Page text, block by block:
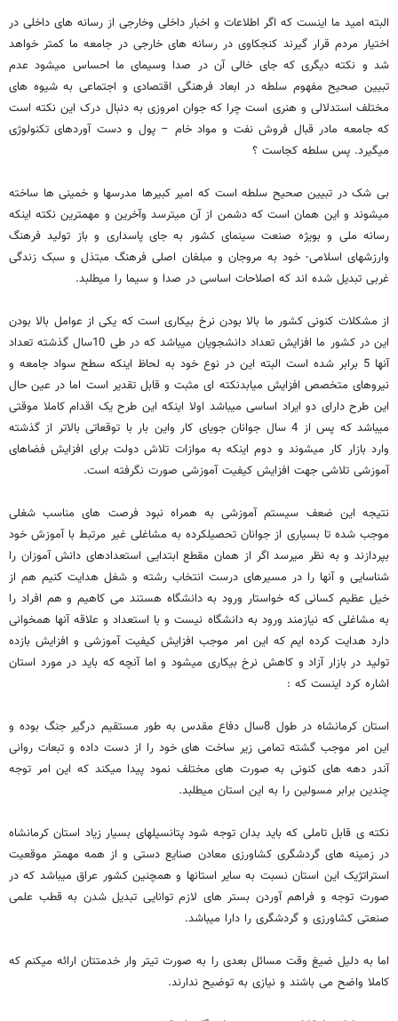
البته امید ما اینست که اگر اطلاعات و اخبار داخلی وخارجی از رسانه های داخلی در
اختیار مردم قرار گیرند کنجکاوی در رسانه های خارجی در جامعه ما کمتر خواهد
شد و نکته دیگری که جای خالی آن در صدا وسیمای ما احساس میشود عدم
تبیین صحیح مفهوم سلطه در ابعاد فرهنگی اقتصادی و اجتماعی به شیوه های
مختلف استدلالی و هنری است چرا که جوان امروزی به دنبال درک این نکته است
که جامعه مادر قبال فروش نفت و مواد خام – پول و دست آوردهای تکنولوژی
میگیرد. پس سلطه کجاست ؟
بی شک در تبیین صحیح سلطه است که امیر کبیرها مدرسها و خمینی ها ساخته
میشوند و این همان است که دشمن از آن میترسد وآخرین و مهمترین نکته اینکه
رسانه ملی و بویژه صنعت سینمای کشور به جای پاسداری و باز تولید فرهنگ
وارزشهای اسلامی- خود به مروجان و مبلغان اصلی فرهنگ مبتذل و سبک زندگی
غربی تبدیل شده اند که اصلاحات اساسی در صدا و سیما را میطلبد.
از مشکلات کنونی کشور ما بالا بودن نرخ بیکاری است که یکی از عوامل بالا بودن
این در کشور ما افزایش تعداد دانشجویان میباشد که در طی 10سال گذشته تعداد
آنها 5 برابر شده است البته این در نوع خود به لحاظ اینکه سطح سواد جامعه و
نیروهای متخصص افزایش میابدنکته ای مثبت و قابل تقدیر است اما در عین حال
این طرح دارای دو ایراد اساسی میباشد اولا اینکه این طرح یک اقدام کاملا موقتی
میباشد که پس از 4 سال جوانان جویای کار واین بار با توقعاتی بالاتر از گذشته
وارد بازار کار میشوند و دوم اینکه به موازات تلاش دولت برای افزایش فضاهای
آموزشی تلاشی جهت افزایش کیفیت آموزشی صورت نگرفته است.
نتیجه این ضعف سیستم آموزشی به همراه نبود فرصت های مناسب شغلی
موجب شده تا بسیاری از جوانان تحصیلکرده به مشاغلی غیر مرتبط با آموزش خود
بپردازند و به نظر میرسد اگر از همان مقطع ابتدایی استعدادهای دانش آموزان را
شناسایی و آنها را در مسیرهای درست انتخاب رشته و شغل هدایت کنیم هم از
خیل عظیم کسانی که خواستار ورود به دانشگاه هستند می کاهیم و هم افراد را
به مشاغلی که نیازمند ورود به دانشگاه نیست و با استعداد و علاقه آنها همخوانی
دارد هدایت کرده ایم که این امر موجب افزایش کیفیت آموزشی و افزایش بازده
تولید در بازار آزاد و کاهش نرخ بیکاری میشود و اما آنچه که باید در مورد استان
اشاره کرد اینست که :
استان کرمانشاه در طول 8سال دفاع مقدس به طور مستقیم درگیر جنگ بوده و
این امر موجب گشته تمامی زیر ساخت های خود را از دست داده و تبعات روانی
آندر دهه های کنونی به صورت های مختلف نمود پیدا میکند که این امر توجه
چندین برابر مسولین را به این استان میطلبد.
نکته ی قابل تاملی که باید بدان توجه شود پتانسیلهای بسیار زیاد استان کرمانشاه
در زمینه های گردشگری کشاورزی معادن صنایع دستی و از همه مهمتر موقعیت
استراتژیک این استان نسبت به سایر استانها و همچنین کشور عراق میباشد که در
صورت توجه و فراهم آوردن بستر های لازم توانایی تبدیل شدن به قطب علمی
صنعتی کشاورزی و گردشگری را دارا میباشد.
اما به دلیل ضیغ وقت مسائل بعدی را به صورت تیتر وار خدمتتان ارائه میکنم که
کاملا واضح می باشند و نیازی به توضیح ندارند.